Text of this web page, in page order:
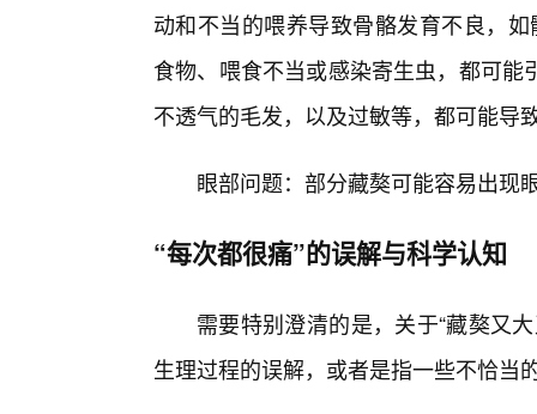
动和不当的喂养导致骨骼发育不良，
食物、喂食不当或感染寄生虫，都可
不透气的毛发，以及过敏等，都可能导
眼部问题：部分藏獒可能容易出现
“每次都很痛”的误解与科学认知
需要特别澄清的是，关于“藏獒又
生理过程的误解，或者是指一些不恰当